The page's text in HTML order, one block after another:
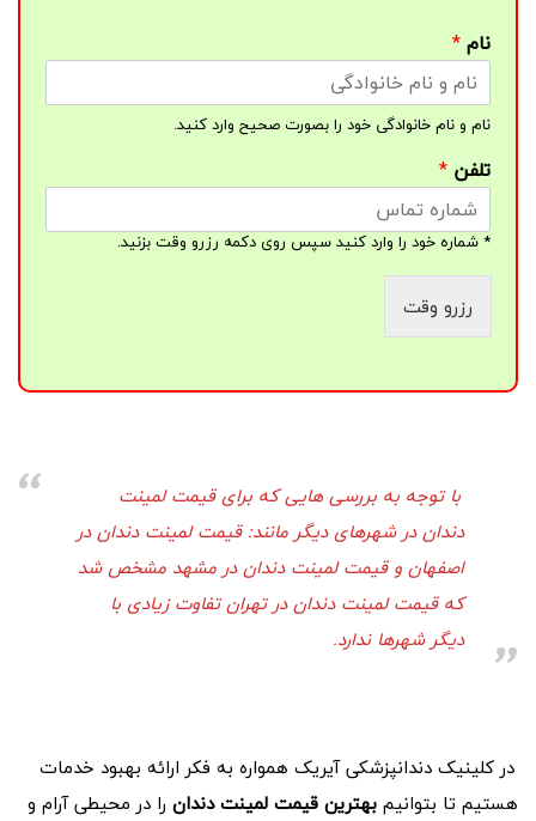
نام*
نام و نام خانوادگی خود را بصورت صحیح وارد کنید.
تلفن *
* شماره خود را وارد کنید سپس روی دکمه رزرو وقت بزنید.
رزرو وقت
با توجه به بررسی هایی که برای قیمت لمینت
دندان در شهرهای دیگر مانند: قیمت لمینت دندان در
اصفهان و قیمت لمینت دندان در مشهد مشخص شد
که قیمت لمینت دندان در تهران تفاوت زیادی با
دیگر شهرها ندارد.
در کلینیک دندانپزشکی آیریک همواره به فکر ارائه بهبود خدمات
هستیم تا بتوانیمبهترین قیمت لمینت دندان را در محیطی آرام و